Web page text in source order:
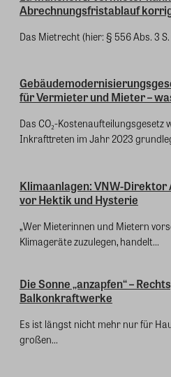
Abrechnungsfristablauf
Das Mietrecht (hier: § 556 Abs. 3
für Vermieter und Mieter –
Das CO₂-
Inkrafttreten im Jahr 2023
Klimaanlagen: VNW-
vor Hektik und Hysterie
„Wer Mieterinnen und Mietern
Klimageräte zuzulegen, handelt...
Die Sonne „anzapfen“ –
Balkonkraftwerke
Es ist längst nicht mehr nur für
großen...